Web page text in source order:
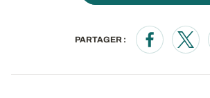
PARTAGER :
Opens in a